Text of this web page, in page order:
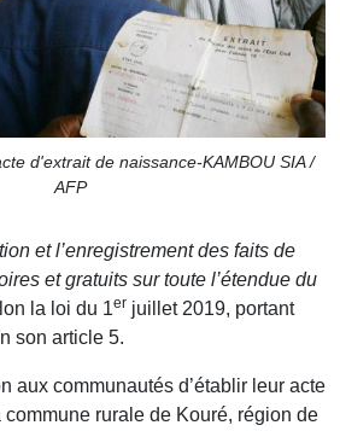
d'extrait de naissance-KAMBOU SIA /
AFP
et l’enregistrement des faits de
et gratuits sur toute l’étendue du
la loi du 1er juillet 2019, portant
son article 5.
aux communautés d’établir leur acte
rurale de Kouré, région de